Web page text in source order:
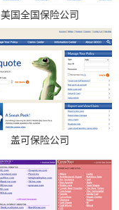
美国全国保险公司
盖可保险公司